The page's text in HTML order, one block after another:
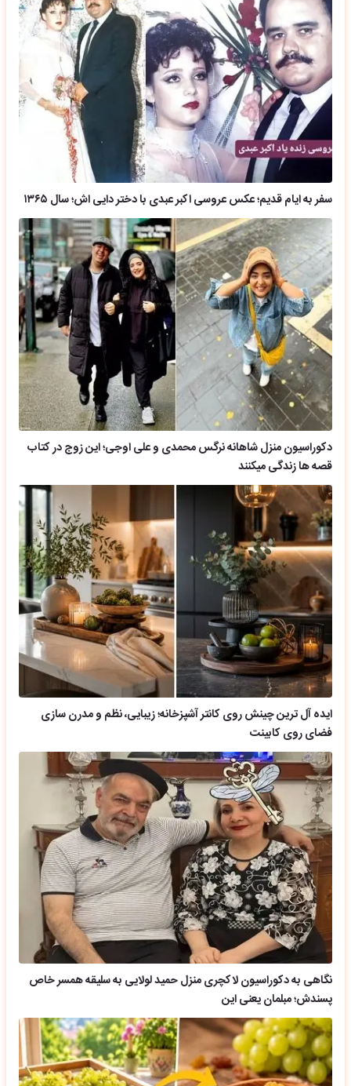
سفر به ایام قدیم؛ عکس عروسی اکبر عبدی با دختر دایی اش؛ سال ۱۳۶۵
دکوراسیون منزل شاهانه نرگس محمدی و علی اوجی؛ این زوج در کتاب
قصه ها زندگی میکنند
ایده آل ترین چینش روی کانتر آشپزخانه؛ زیبایی، نظم و مدرن سازی
فضای روی کابینت
نگاهی به دکوراسیون لاکچری منزل حمید لولایی به سلیقه همسر خاص
پسندش؛ مبلمان یعنی این